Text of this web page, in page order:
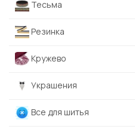
Тесьма
Резинка
Кружево
Украшения
Все для шитья